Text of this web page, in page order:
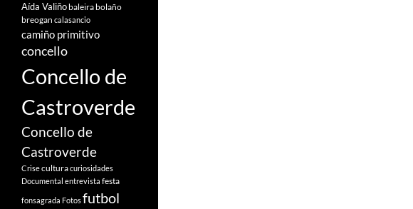
Aída Valiñobaleirabolaño
breogan calasancio
camiño primitivo
concello
Concello de
Castroverde
Concello de
Castroverde
Criseculturacuriosidades
Documental entrevista festa
fonsagrada Fotosfutbol